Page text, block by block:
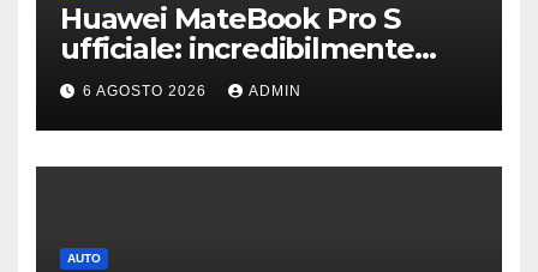
Huawei MateBook Pro S
ufficiale: incredibilmente
leggero e supersottile
6 AGOSTO 2026 ADMIN
AUTO